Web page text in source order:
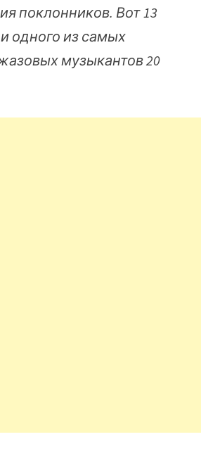
поклонников. Вот 13
одного из самых
музыкантов 20